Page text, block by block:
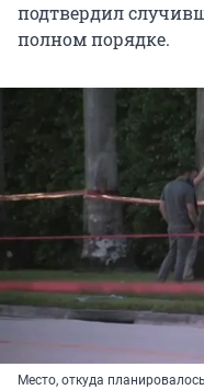
подтвердил
полном порядке.
Место, откуда